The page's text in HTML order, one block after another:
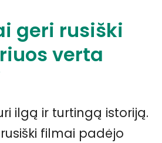
geri rusiški
verta
ilgą ir turtingą istoriją.
filmai padėjo